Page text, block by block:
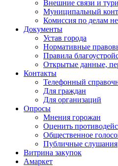
Внешние связи и
Муниципальный
Комиссия по делам
Документы
Устав города
Нормативные
Правила
Открытые данные,
Контакты
Телефонный
Для граждан
Для организаций
Опросы
Мнения горожан
Оценить
Общественное
Публичные слушания
Витрина закупок
Амаркет